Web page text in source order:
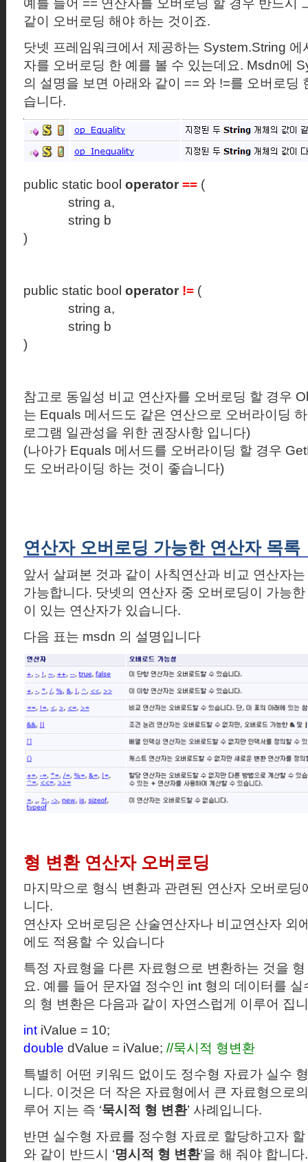
예를 들어 == 연산자를 오버로딩 할 경우 반드시
같이 오버로딩 해야 하는 것이죠.
닷넷 프레임워크에서 제공하는 System.String 에
자를 오버로딩 한 예를 볼 수 있는데요. Msdn에
의 설명을 보면 아래와 같이
== 와 !=를 오버로딩
습니다.
public static bool operator == (
string a,
string b
)
public static bool operator != (
string a,
string b
)
참고로 동일성 비교 연산자를 오버로딩 할 경우
는 Equals 메서드도 같은 연산으로 오버라이딩
로그램 일관성을 위한 권장사항 입니다)
(나아가 Equals 메서드를 오버라이딩 할 경우
도 오버라이딩 하는 것이 좋습니다)
연산자 오버로딩 가능한 연산자 목록
앞서 살펴본 것과 같이 사칙연산과 비교 연산자
가능합니다. 닷넷의 연산자 중 오버로딩이 가능
이 있는 연산자가 있습니다.
다음 표는 msdn 의 설명입니다
형 변환 연산자 오버로딩
마지막으로 형식 변환과 관련된 연산자 오버로딩
니다.
연산자 오버로딩은 산술연산자나 비교연산자 외
에도 적용할 수 있습니다
특정 자료형을 다른 자료형으로 변환하는 것을
요. 예를 들어 문자열 정수인 int 형의 데이터를 실
의 형 변환은 다음과 같이 자연스럽게 이루어 집
int iValue = 10;
double dValue = iValue; //묵시적 형변환
특별히 어떤 키워드 없이도 정수형 자료가 실수
니다. 이것은 더 작은 자료형에서 큰 자료형으로
루어 지는 즉 ‘묵시적 형 변환’ 사례입니다.
반면 실수형 자료를 정수형 자료로 할당하고자
와 같이 반드시
‘명시적 형 변환’을 해 줘야 합니다.